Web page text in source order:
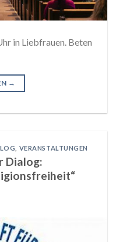
in Liebfrauen. Beten
→
VERANSTALTUNGEN
Dialog: